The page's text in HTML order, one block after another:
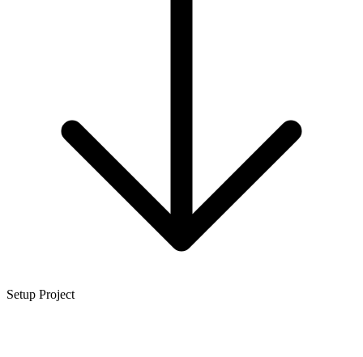
Setup Project